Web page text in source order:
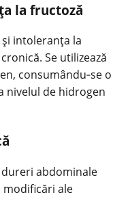
la fructoză
intoleranţa la
Se utilizează
consumându‑se o
nivelul de hidrogen
dureri abdominale
modificări ale